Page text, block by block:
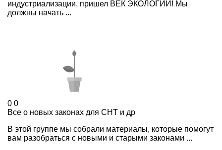
индустриализации, пришел ВЕК ЭКОЛОГИИ! Мы
должны начать ...
0 0
Все о новых законах для СНТ и др
В этой группе мы собрали материалы, которые помогут
вам разобраться с новыми и старыми законами ...